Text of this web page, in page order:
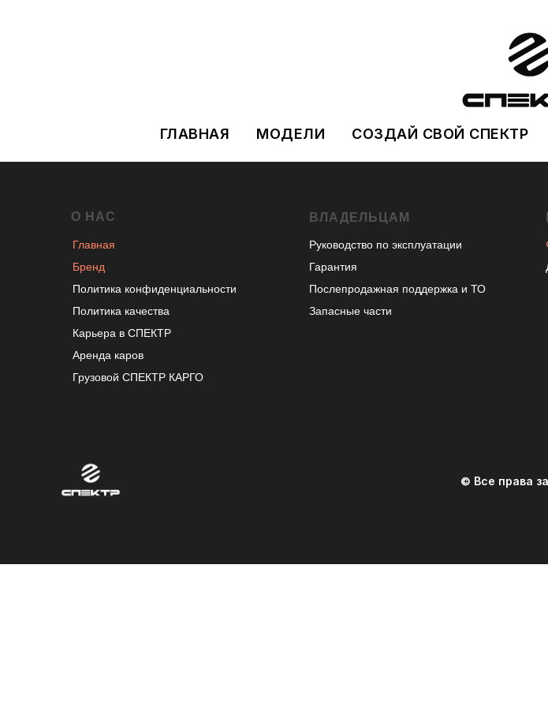
ГЛАВНАЯ МОДЕЛИ СОЗДАЙ СВОЙ СПЕКТР
Главная
Бренд
Политика конфиденциальности
Политика качества
Карьера в СПЕКТР
Аренда каров
Грузовой СПЕКТР КАРГО
ВЛАДЕЛЬЦАМ
О НАС
Руководство по эксплуатации
Гарантия
Послепродажная поддержка и ТО
Запасные части
© Все права